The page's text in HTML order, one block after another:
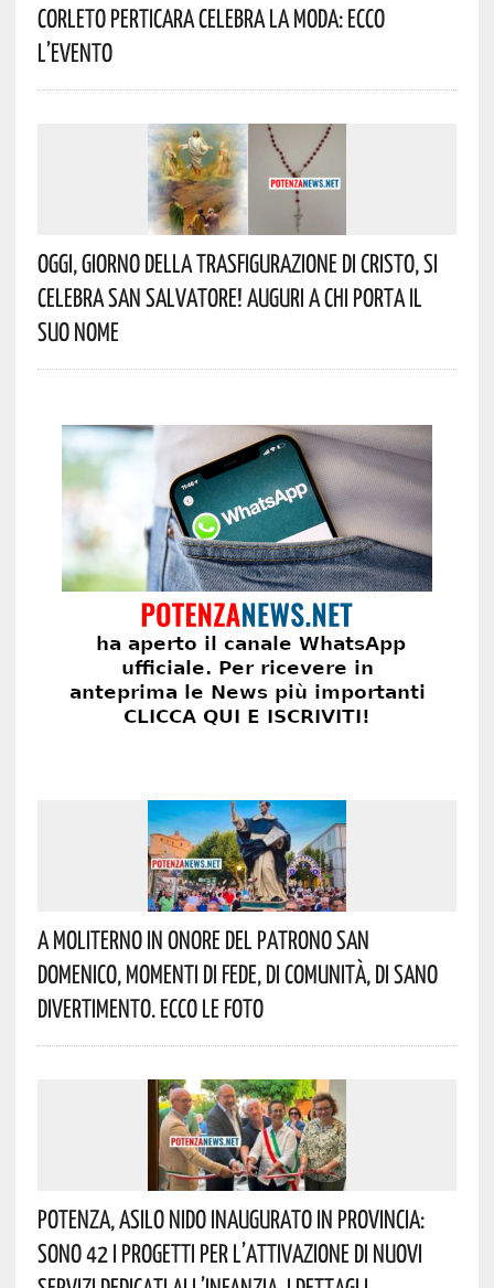
Corleto Perticara Celebra La Moda: Ecco
L’evento
Oggi, Giorno Della Trasfigurazione Di Cristo, Si
Celebra San Salvatore! Auguri A Chi Porta Il
Suo Nome
A Moliterno In Onore Del Patrono San
Domenico, Momenti Di Fede, Di Comunità, Di Sano
Divertimento. Ecco Le Foto
Potenza, Asilo Nido Inaugurato In Provincia:
Sono 42 I Progetti Per L’attivazione Di Nuovi